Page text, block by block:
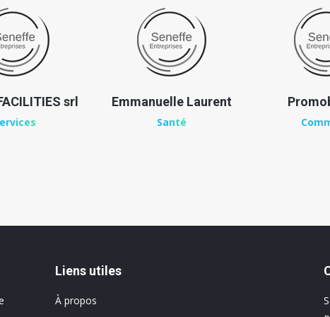
srl Emmanuelle Laurent
Santé
Liens utiles
À propos